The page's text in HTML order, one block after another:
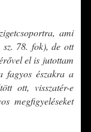
ami
sz. 78. fok), de ott
el is jutottam
fagyos északra a
ott, visszatér-e
megfigyeléseket